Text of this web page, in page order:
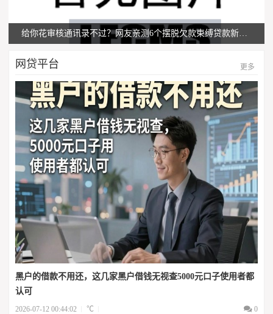
给你花审核通讯录不过？网友亲测6个摆脱欠款束缚贷款新平台盘点
网贷平台 更多
黑户的借款不用还，这几家黑户借钱无视查5000元口子使用者都
认可
2026-07-12 00:44:02 ℃ 0